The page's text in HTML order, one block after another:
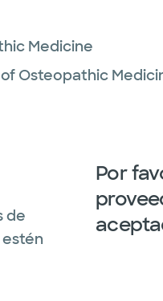
Medicine
Osteopathic
de
Por